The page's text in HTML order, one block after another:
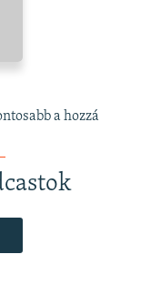
a hozzá